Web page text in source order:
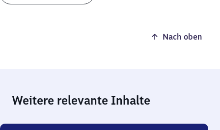
Nach oben
Weitere relevante Inhalte